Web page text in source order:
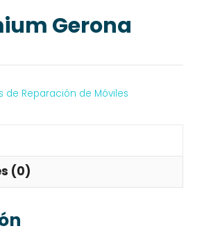
Gerona
de Reparación de Móviles
(0)